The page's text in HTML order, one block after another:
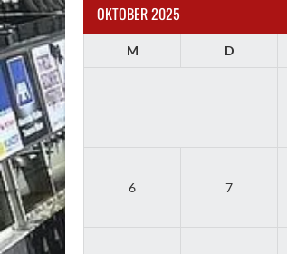
OKTOBER 2025
M D
6 7